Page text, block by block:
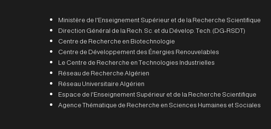
Ministère de l'Enseignement Supérieur et de la Recherche Scientifique
Direction Général de la Rech. Sc. et du Dévelop. Tech. (DG-RSDT)
Centre de Recherche en Biotechnologie
Centre de Développement des Énergies Renouvelables
Le Centre de Recherche en Technologies Industrielles
Réseau de Recherche Algérien
Réseau Universitaire Algérien
Espace de l'Enseignement Supérieur et de la Recherche Scientifique
Agence Thématique de Recherche en Sciences Humaines et Sociales